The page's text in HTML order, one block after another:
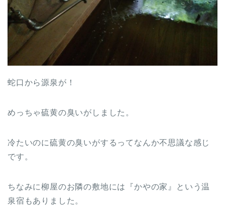
蛇口から源泉が！
めっちゃ硫黄の臭いがしました。
冷たいのに硫黄の臭いがするってなんか不思議な感じ
です。
ちなみに柳屋のお隣の敷地には『かやの家』という温
泉宿もありました。